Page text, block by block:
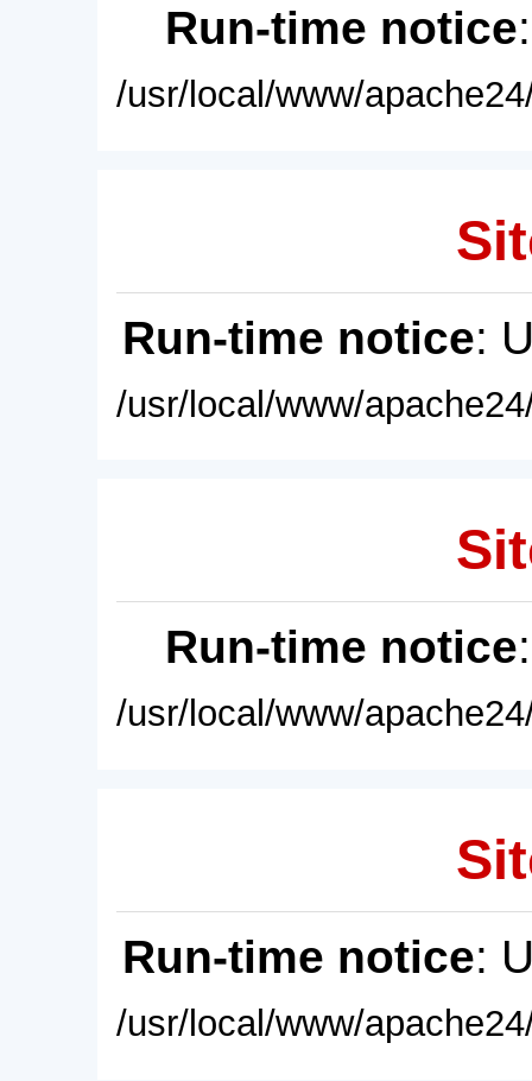
Run-time notice
/usr/local/www/
Run-time notice:
/usr/local/www/
Run-time notice
/usr/local/www/
Run-time notice:
/usr/local/www/